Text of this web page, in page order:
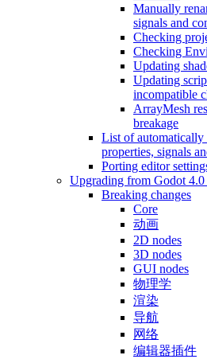
Manually
signals and
Checking
Checking
Updating
Updating
incompatible
ArrayMesh
breakage
List of automatically
properties, signals
Porting editor
Upgrading from Godot 4.0
Breaking changes
Core
动画
2D nodes
3D nodes
GUI nodes
物理学
渲染
导航
网络
编辑器插件